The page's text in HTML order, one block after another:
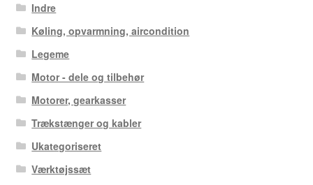
Indre
Køling, opvarmning, aircondition
Legeme
Motor - dele og tilbehør
Motorer, gearkasser
Trækstænger og kabler
Ukategoriseret
Værktøjssæt